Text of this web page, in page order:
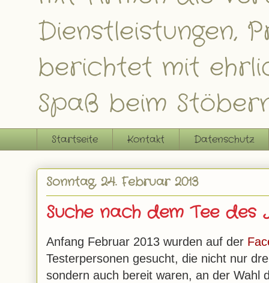
Dienstleistungen,
berichtet mit
Spaß beim
Startseite Kontakt Datenschutz
Sonntag, 24. Februar 2013
Suche nach dem Tee
Anfang Februar 2013 wurden auf der
Testerpersonen gesucht, die nicht nur
sondern auch bereit waren, an der Wahl